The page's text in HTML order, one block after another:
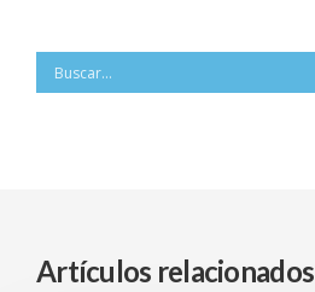
Artículos relacionados